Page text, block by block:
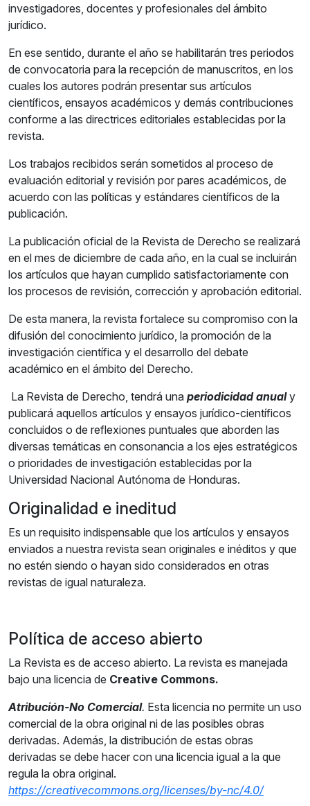
investigadores, docentes y profesionales del ámbito
jurídico.
En ese sentido, durante el año se habilitarán tres periodos
de convocatoria para la recepción de manuscritos, en los
cuales los autores podrán presentar sus artículos
científicos, ensayos académicos y demás contribuciones
conforme a las directrices editoriales establecidas por la
revista.
Los trabajos recibidos serán sometidos al proceso de
evaluación editorial y revisión por pares académicos, de
acuerdo con las políticas y estándares científicos de la
publicación.
La publicación oficial de la Revista de Derecho se realizará
en el mes de diciembre de cada año, en la cual se incluirán
los artículos que hayan cumplido satisfactoriamente con
los procesos de revisión, corrección y aprobación editorial.
De esta manera, la revista fortalece su compromiso con la
difusión del conocimiento jurídico, la promoción de la
investigación científica y el desarrollo del debate
académico en el ámbito del Derecho.
La Revista de Derecho, tendrá una periodicidad anualy
publicará aquellos artículos y ensayos jurídico-científicos
concluidos o de reflexiones puntuales que aborden las
diversas temáticas en consonancia a los ejes estratégicos
o prioridades de investigación establecidas por la
Universidad Nacional Autónoma de Honduras.
Originalidad e ineditud
Es un requisito indispensable que los artículos y ensayos
enviados a nuestra revista sean originales e inéditos y que
no estén siendo o hayan sido considerados en otras
revistas de igual naturaleza.
Política de acceso abierto
La Revista es de acceso abierto. La revista es manejada
bajo una licencia de Creative Commons.
Atribución-No Comercial. Esta licencia no permite un uso
comercial de la obra original ni de las posibles obras
derivadas. Además, la distribución de estas obras
derivadas se debe hacer con una licencia igual a la que
regula la obra original.
https://creativecommons.org/licenses/by-nc/4.0/